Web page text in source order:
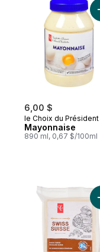
6,00 $
le Choix du Président
Mayonnaise
890 ml, 0,67 $/100ml